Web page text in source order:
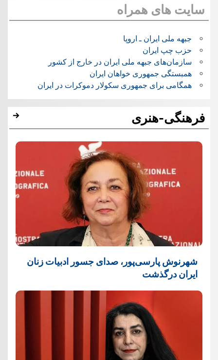
سایت های همراه
جبهه ملی ایران ـ اروپا
حزب چپ ایران
سازمان‌های جبهه ملی ایران در خارج از کشور
همبستگی جمهوری خواهان ایران
همگامی برای جمهوری سکولار دموکرات در ایران
فرهنگی-هنری
شهرنوش پارسی‌پور، صدای جسور ادبیات زنان
ایران درگذشت